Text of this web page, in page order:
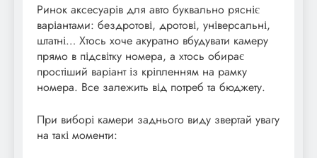
Ринок аксесуарів для авто буквально рясніє
варіантами: бездротові, дротові, універсальні,
штатні… Хтось хоче акуратно вбудувати камеру
прямо в підсвітку номера, а хтось обирає
простіший варіант із кріпленням на рамку
номера. Все залежить від потреб та бюджету.
При виборі камери заднього виду звертай увагу
на такі моменти: